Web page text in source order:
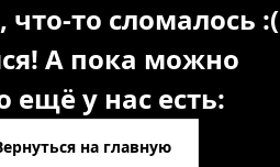
что-то сломалось :(
А пока можно
ещё у нас есть:
на главную